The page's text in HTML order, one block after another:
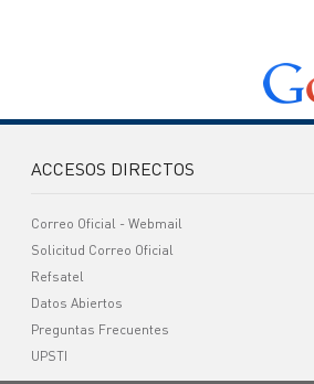
ACCESOS DIRECTOS
Correo Oficial - Webmail
Solicitud Correo Oficial
Refsatel
Datos Abiertos
Preguntas Frecuentes
UPSTI